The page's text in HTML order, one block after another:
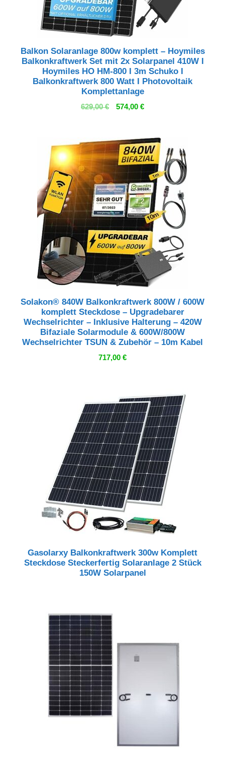
Balkon Solaranlage 800w komplett – Hoymiles
Balkonkraftwerk Set mit 2x Solarpanel 410W I
Hoymiles HO HM-800 I 3m Schuko I
Balkonkraftwerk 800 Watt I Photovoltaik
Komplettanlage
629,00€
Ursprünglicher
629,00 €
574,00 €Aktueller
574,00 €.
Solakon® 840W Balkonkraftwerk 800W / 600W
komplett Steckdose – Upgradebarer
Wechselrichter – Inklusive Halterung – 420W
Bifaziale Solarmodule & 600W/800W
Wechselrichter TSUN & Zubehör – 10m Kabel
717,00 €
Gasolarxy Balkonkraftwerk 300w Komplett
Steckdose Steckerfertig Solaranlage 2 Stück
150W Solarpanel